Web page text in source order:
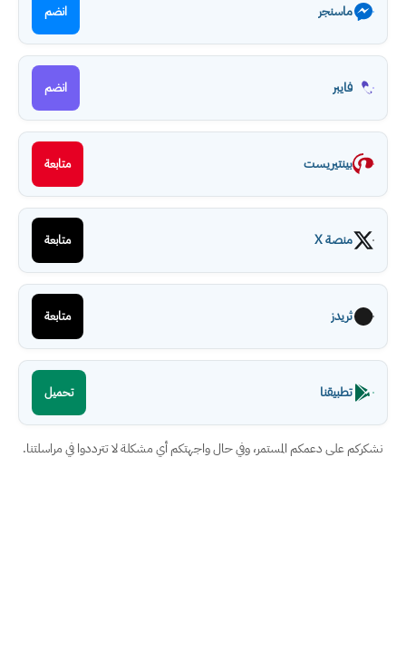
ماسنجر انضم
فايبر انضم
بينتيريست متابعة
منصة X متابعة
ثريدز متابعة
تطبيقنا تحميل
نشكركم على دعمكم المستمر، وفي حال واجهتكم أي مشكلة لا تترددوا في مراسلتنا.